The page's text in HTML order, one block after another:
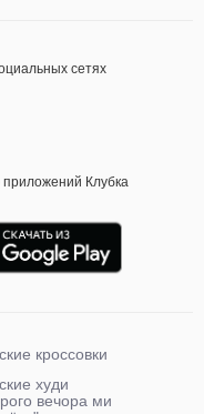
сетях
приложений Клубка
кроссовки
худи
вечора ми